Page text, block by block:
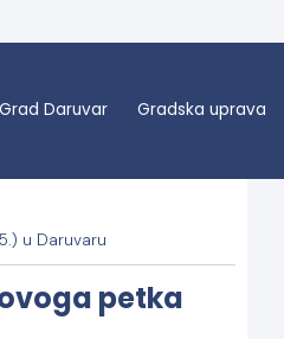
Grad Daruvar Gradska uprava
u Daruvaru
petka